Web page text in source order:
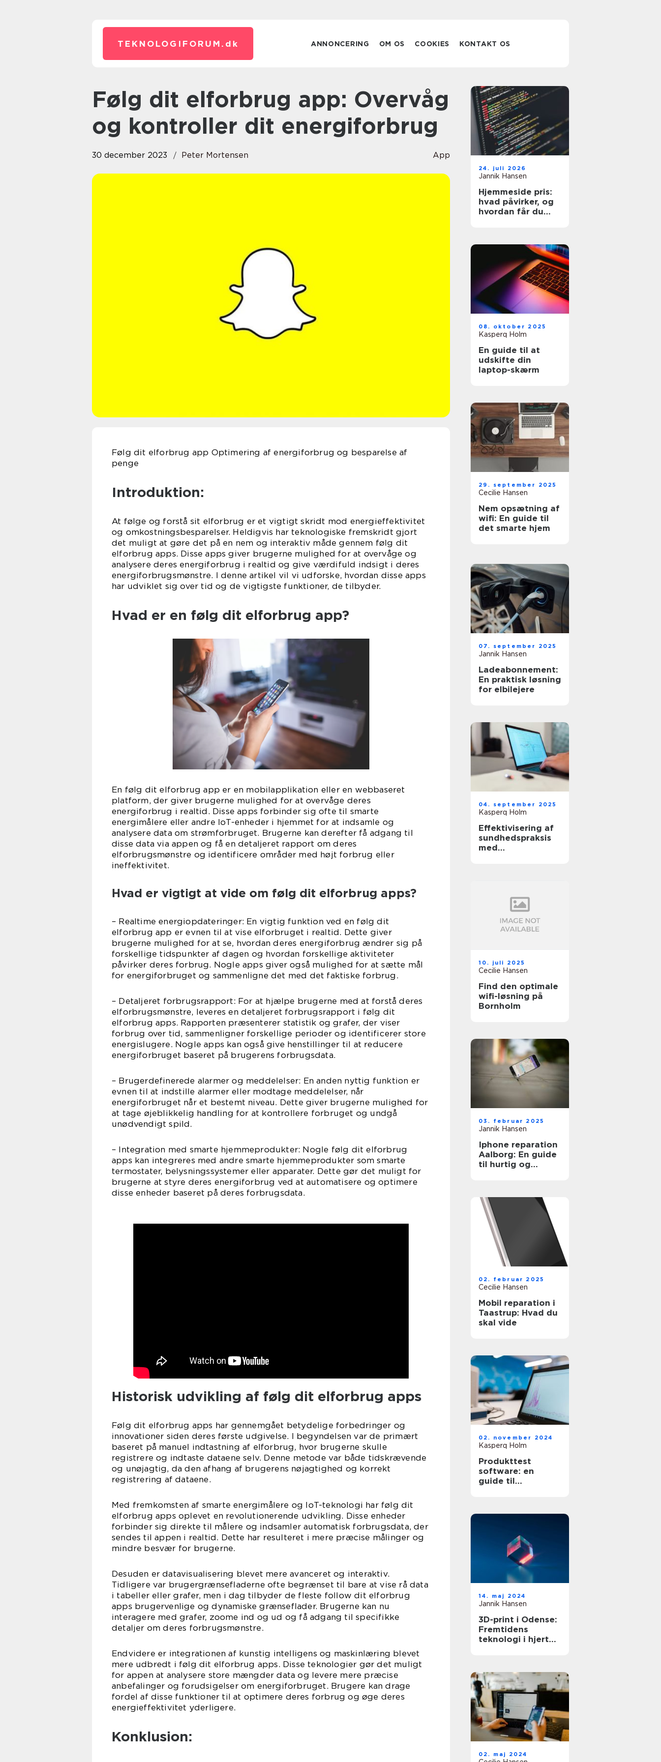
TEKNOLOGIFORUM. dk ANNONCERING OM OS COOKIES KONTAKT OS
Følg dit elforbrug app: Overvåg
og kontroller dit energiforbrug
30 december 2023 Peter Mortensen App
Følg dit elforbrug app Optimering af energiforbrug og besparelse af
penge
Introduktion:
At følge og forstå sit elforbrug er et vigtigt skridt mod energieffektivitet
og omkostningsbesparelser. Heldigvis har teknologiske fremskridt gjort
det muligt at gøre det på en nem og interaktiv måde gennem følg dit
elforbrug apps. Disse apps giver brugerne mulighed for at overvåge og
analysere deres energiforbrug i realtid og give værdifuld indsigt i deres
energiforbrugsmønstre. I denne artikel vil vi udforske, hvordan disse apps
har udviklet sig over tid og de vigtigste funktioner, de tilbyder.
Hvad er en følg dit elforbrug app?
En følg dit elforbrug app er en mobilapplikation eller en webbaseret
platform, der giver brugerne mulighed for at overvåge deres
energiforbrug i realtid. Disse apps forbinder sig ofte til smarte
energimålere eller andre IoT-enheder i hjemmet for at indsamle og
analysere data om strømforbruget. Brugerne kan derefter få adgang til
disse data via appen og få en detaljeret rapport om deres
elforbrugsmønstre og identificere områder med højt forbrug eller
ineffektivitet.
Hvad er vigtigt at vide om følg dit elforbrug apps?
– Realtime energiopdateringer: En vigtig funktion ved en følg dit
elforbrug app er evnen til at vise elforbruget i realtid. Dette giver
brugerne mulighed for at se, hvordan deres energiforbrug ændrer sig på
forskellige tidspunkter af dagen og hvordan forskellige aktiviteter
påvirker deres forbrug. Nogle apps giver også mulighed for at sætte mål
for energiforbruget og sammenligne det med det faktiske forbrug.
– Detaljeret forbrugsrapport: For at hjælpe brugerne med at forstå deres
elforbrugsmønstre, leveres en detaljeret forbrugsrapport i følg dit
elforbrug apps. Rapporten præsenterer statistik og grafer, der viser
forbrug over tid, sammenligner forskellige perioder og identificerer store
energislugere. Nogle apps kan også give henstillinger til at reducere
energiforbruget baseret på brugerens forbrugsdata.
– Brugerdefinerede alarmer og meddelelser: En anden nyttig funktion er
evnen til at indstille alarmer eller modtage meddelelser, når
energiforbruget når et bestemt niveau. Dette giver brugerne mulighed for
at tage øjeblikkelig handling for at kontrollere forbruget og undgå
unødvendigt spild.
– Integration med smarte hjemmeprodukter: Nogle følg dit elforbrug
apps kan integreres med andre smarte hjemmeprodukter som smarte
termostater, belysningssystemer eller apparater. Dette gør det muligt for
brugerne at styre deres energiforbrug ved at automatisere og optimere
disse enheder baseret på deres forbrugsdata.
Historisk udvikling af følg dit elforbrug apps
Følg dit elforbrug apps har gennemgået betydelige forbedringer og
innovationer siden deres første udgivelse. I begyndelsen var de primært
baseret på manuel indtastning af elforbrug, hvor brugerne skulle
registrere og indtaste dataene selv. Denne metode var både tidskrævende
og unøjagtig, da den afhang af brugerens nøjagtighed og korrekt
registrering af dataene.
Med fremkomsten af smarte energimålere og IoT-teknologi har følg dit
elforbrug apps oplevet en revolutionerende udvikling. Disse enheder
forbinder sig direkte til målere og indsamler automatisk forbrugsdata, der
sendes til appen i realtid. Dette har resulteret i mere præcise målinger og
mindre besvær for brugerne.
Desuden er datavisualisering blevet mere avanceret og interaktiv.
Tidligere var brugergrænsefladerne ofte begrænset til bare at vise rå data
i tabeller eller grafer, men i dag tilbyder de fleste follow dit elforbrug
apps brugervenlige og dynamiske grænseflader. Brugerne kan nu
interagere med grafer, zoome ind og ud og få adgang til specifikke
detaljer om deres forbrugsmønstre.
Endvidere er integrationen af kunstig intelligens og maskinlæring blevet
mere udbredt i følg dit elforbrug apps. Disse teknologier gør det muligt
for appen at analysere store mængder data og levere mere præcise
anbefalinger og forudsigelser om energiforbruget. Brugere kan drage
fordel af disse funktioner til at optimere deres forbrug og øge deres
energieffektivitet yderligere.
Konklusion:
24. juli 2026
Jannik Hansen
Hjemmeside pris:
hvad påvirker, og
hvordan får du
08. oktober 2025
Kasperq Holm
En guide til at
udskifte din
laptop-skærm
29. september 2025
Cecilie Hansen
Nem opsætning af
wifi: En guide til
det smarte hjem
07. september 2025
Jannik Hansen
Ladeabonnement:
En praktisk løsning
for elbilejere
04. september 2025
Kasperq Holm
Effektivisering af
sundhedspraksis
med
10. juli 2025
Cecilie Hansen
Find den optimale
wifi-løsning på
Bornholm
03. februar 2025
Jannik Hansen
Iphone reparation
Aalborg: En guide
til hurtig og
02. februar 2025
Cecilie Hansen
Mobil reparation i
Taastrup: Hvad du
skal vide
02. november 2024
Kasperq Holm
Produkttest
software: en
guide til
14. maj 2024
Jannik Hansen
3D-print i Odense:
Fremtidens
teknologi i hjertet
02. maj 2024